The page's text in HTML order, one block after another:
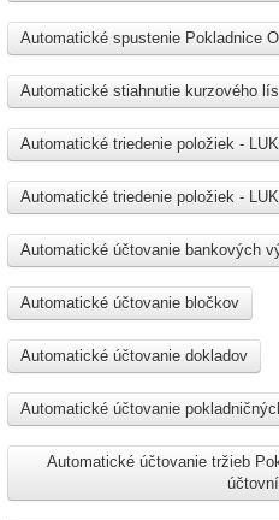
Automatické spustenie Pokladnice
Automatické stiahnutie kurzového
Automatické triedenie položiek -
Automatické triedenie položiek -
Automatické účtovanie bankových
Automatické účtovanie bločkov
Automatické účtovanie dokladov
Automatické účtovanie
Automatické účtovanie tržieb